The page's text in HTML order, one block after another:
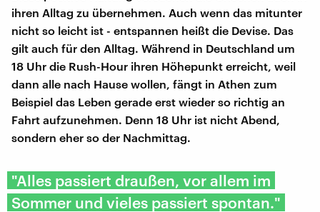
ihren Alltag zu übernehmen. Auch wenn das mitunter
nicht so leicht ist - entspannen heißt die Devise. Das
gilt auch für den Alltag. Während in Deutschland um
18 Uhr die Rush-Hour ihren Höhepunkt erreicht, weil
dann alle nach Hause wollen, fängt in Athen zum
Beispiel das Leben gerade erst wieder so richtig an
Fahrt aufzunehmen. Denn 18 Uhr ist nicht Abend,
sondern eher so der Nachmittag.
"Alles passiert draußen, vor allem im
Sommer und vieles passiert spontan."